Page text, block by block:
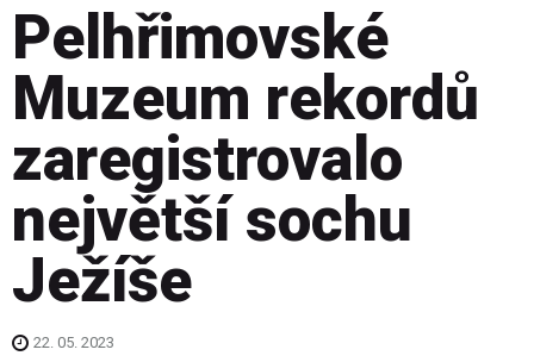
Pelhřimovské
Muzeum rekordů
zaregistrovalo
největší sochu
Ježíše
22. 05. 2023